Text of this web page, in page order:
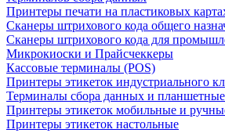
Принтеры печати на пластиковых
Сканеры штрихового кода общего
Сканеры штрихового кода для
Микрокиоски и Прайсчеккеры
Кассовые терминалы (POS)
Принтеры этикеток индустриального
Терминалы сбора данных и
Принтеры этикеток мобильные и
Принтеры этикеток настольные